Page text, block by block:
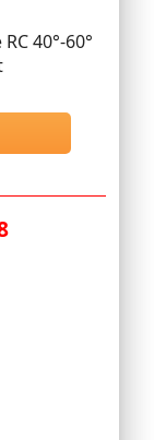
40°-60°